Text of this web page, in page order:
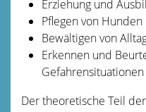
Erziehung und
Pflegen von
Bewältigen von
Erkennen und
Gefahrensituationen
Der theoretische Teil